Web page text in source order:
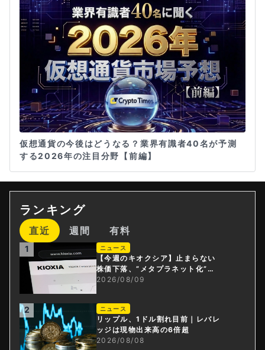
仮想通貨の今後はどうなる？業界有識者40名が予測
する2026年の注目分野【前編】
ランキング
直近 週間 有料
1 ニュース
【今週のキオクシア】止まらない
株価下落、”メタプラネット化”の
指摘は本当？
2026/08/09
2 ニュース
リップル、1ドル割れ目前｜レバレ
ッジは現物出来高の6倍超
2026/08/08